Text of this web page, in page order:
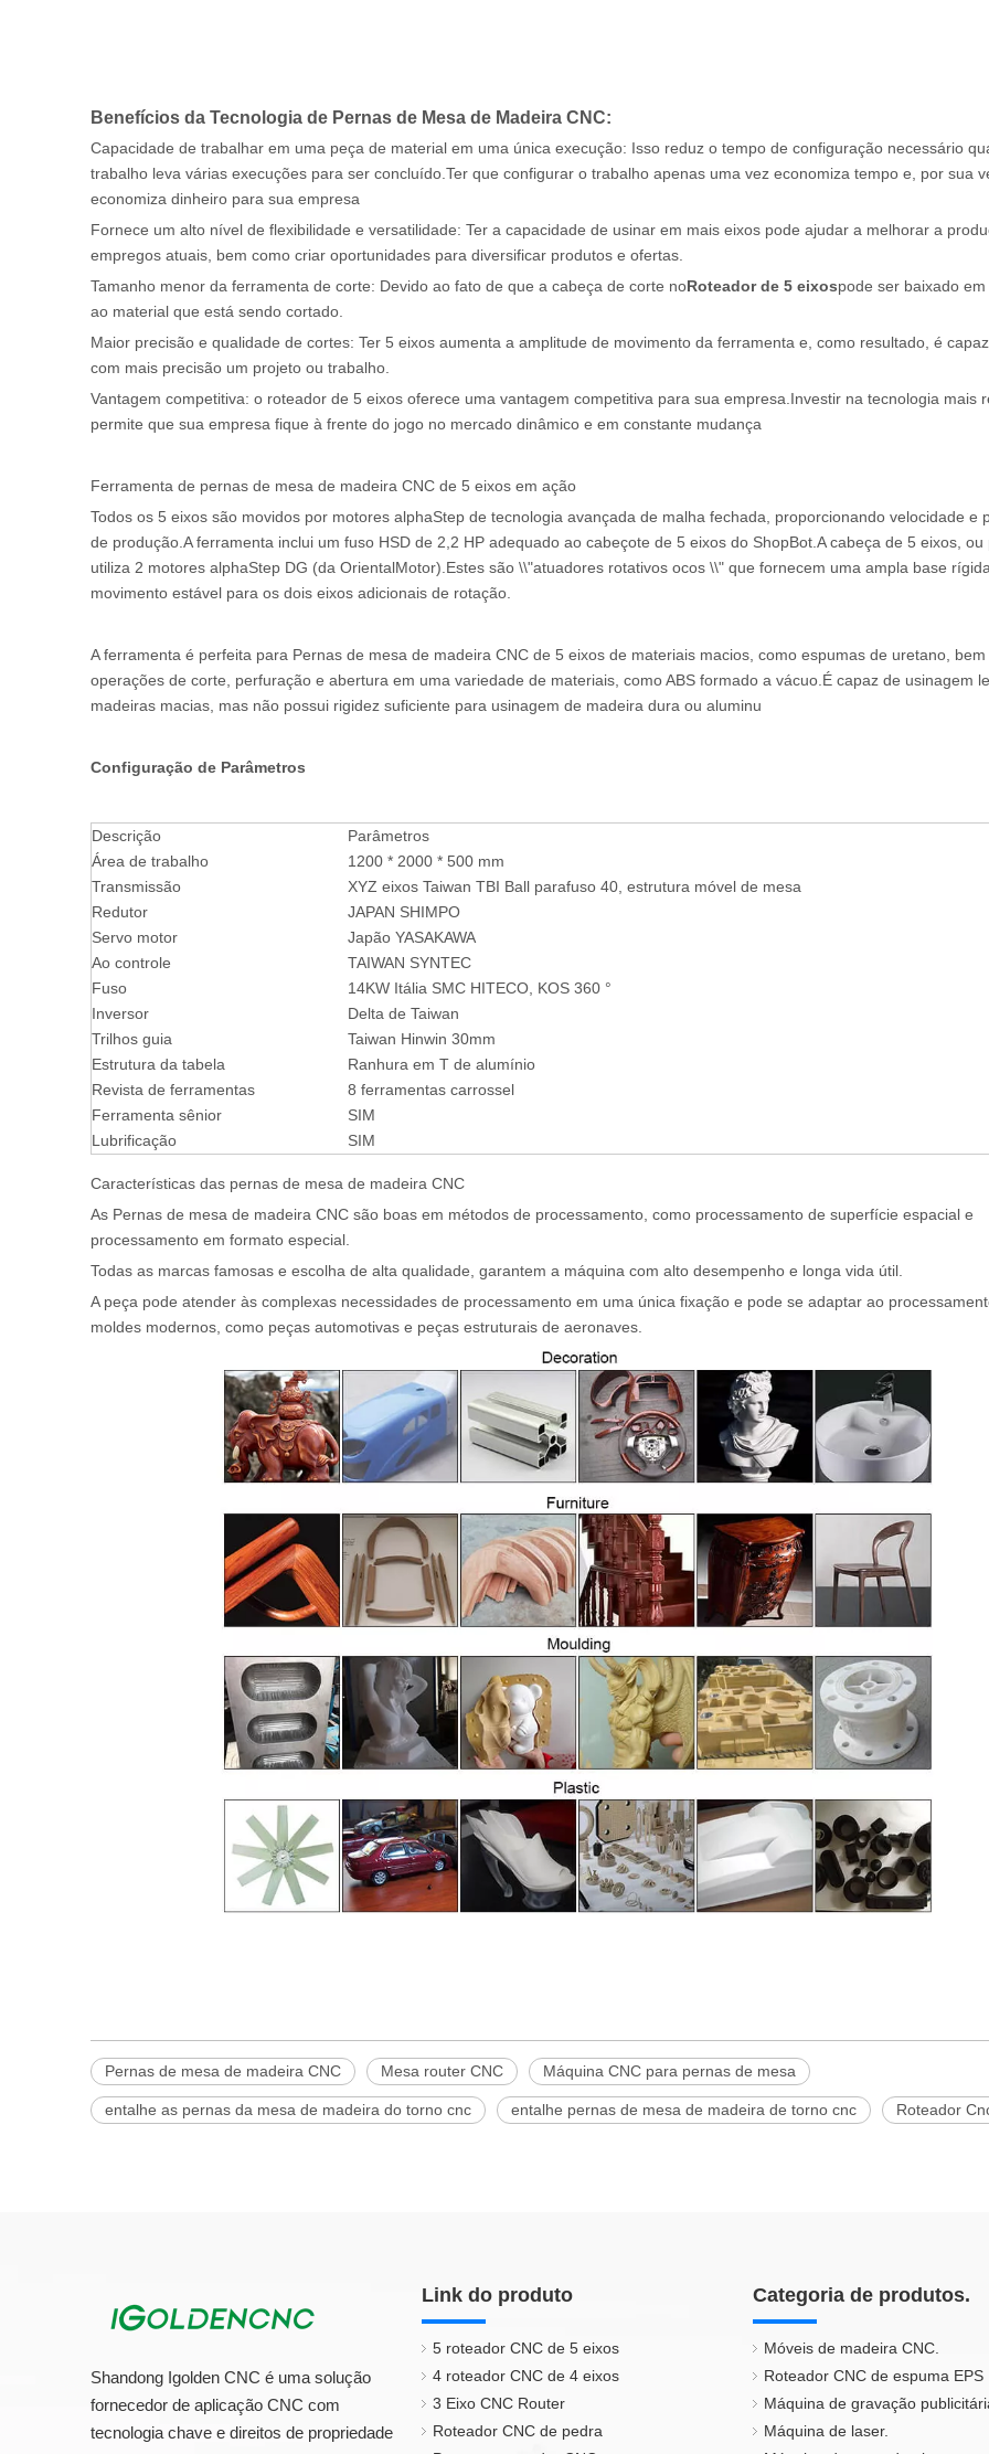
Benefícios da Tecnologia de Pernas de Mesa de Madeira CNC:
Capacidade de trabalhar em uma peça de material em uma única execução: Isso reduz o tempo de configuração necessário
trabalho leva várias execuções para ser concluído.Ter que configurar o trabalho apenas uma vez economiza tempo e, por sua
economiza dinheiro para sua empresa
Fornece um alto nível de flexibilidade e versatilidade: Ter a capacidade de usinar em mais eixos pode ajudar a melhorar a
empregos atuais, bem como criar oportunidades para diversificar produtos e ofertas.
Tamanho menor da ferramenta de corte: Devido ao fato de que a cabeça de corte noRoteador de 5 eixospode ser baixado
ao material que está sendo cortado.
Maior precisão e qualidade de cortes: Ter 5 eixos aumenta a amplitude de movimento da ferramenta e, como resultado, é
com mais precisão um projeto ou trabalho.
Vantagem competitiva: o roteador de 5 eixos oferece uma vantagem competitiva para sua empresa.Investir na tecnologia mais
permite que sua empresa fique à frente do jogo no mercado dinâmico e em constante mudança
Ferramenta de pernas de mesa de madeira CNC de 5 eixos em ação
Todos os 5 eixos são movidos por motores alphaStep de tecnologia avançada de malha fechada, proporcionando velocidade e
de produção.A ferramenta inclui um fuso HSD de 2,2 HP adequado ao cabeçote de 5 eixos do ShopBot.A cabeça de 5 eixos, ou
utiliza 2 motores alphaStep DG (da OrientalMotor).Estes são \\"atuadores rotativos ocos \\" que fornecem uma ampla base
movimento estável para os dois eixos adicionais de rotação.
A ferramenta é perfeita para Pernas de mesa de madeira CNC de 5 eixos de materiais macios, como espumas de uretano,
operações de corte, perfuração e abertura em uma variedade de materiais, como ABS formado a vácuo.É capaz de usinagem
madeiras macias, mas não possui rigidez suficiente para usinagem de madeira dura ou aluminu
Configuração de Parâmetros
Descrição
Parâmetros
Área de trabalho
1200 * 2000 * 500 mm
Transmissão
XYZ eixos Taiwan TBI Ball parafuso 40, estrutura móvel de mesa
Redutor
JAPAN SHIMPO
Servo motor
Japão YASAKAWA
Ao controle
TAIWAN SYNTEC
Fuso
14KW Itália SMC HITECO, KOS 360 °
Inversor
Delta de Taiwan
Trilhos guia
Taiwan Hinwin 30mm
Estrutura da tabela
Ranhura em T de alumínio
Revista de ferramentas
8 ferramentas carrossel
Ferramenta sênior
SIM
Lubrificação
SIM
Características das pernas de mesa de madeira CNC
As Pernas de mesa de madeira CNC são boas em métodos de processamento, como processamento de superfície espacial e
processamento em formato especial.
Todas as marcas famosas e escolha de alta qualidade, garantem a máquina com alto desempenho e longa vida útil.
A peça pode atender às complexas necessidades de processamento em uma única fixação e pode se adaptar ao
moldes modernos, como peças automotivas e peças estruturais de aeronaves.
Pernas de mesa de madeira CNC Mesa router CNC Máquina CNC para pernas de mesa
entalhe as pernas da mesa de madeira do torno cnc entalhe pernas de mesa de madeira de torno cnc Roteador
Shandong Igolden CNC é uma solução
fornecedor de aplicação CNC com
tecnologia chave e direitos de propriedade
Link do produto
5 roteador CNC de 5 eixos
4 roteador CNC de 4 eixos
3 Eixo CNC Router
Roteador CNC de pedra
Categoria de produtos.
Móveis de madeira CNC.
Roteador CNC de espuma EPS
Máquina de gravação
Máquina de laser.